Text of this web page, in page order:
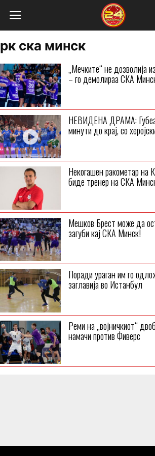
рк ска минск
„Мечките“ не дозволија
– го демолираа СКА
НЕВИДЕНА ДРАМА: Губеа
минути до крај, со
Некогашен ракометар на
биде тренер на СКА
Мешков Брест може да
загуби кај СКА Минск!
Поради ураган им го
заглавија во Истанбул
Реми на „војничкиот“
намачи против Фиверс